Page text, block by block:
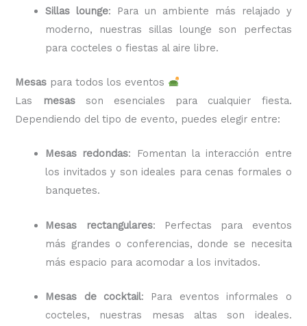
Sillas lounge: Para un ambiente más relajado y
moderno, nuestras sillas lounge son perfectas
para cocteles o fiestas al aire libre.
Mesas para todos los eventos
Las
mesasson esenciales para cualquier fiesta.
Dependiendo del tipo de evento, puedes elegir entre:
Mesas redondas: Fomentan la interacción entre
los invitados y son ideales para cenas formales o
banquetes.
Mesas rectangulares: Perfectas para eventos
más grandes o conferencias, donde se necesita
más espacio para acomodar a los invitados.
Mesas de cocktail: Para eventos informales o
cocteles, nuestras mesas altas son ideales.